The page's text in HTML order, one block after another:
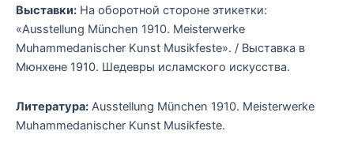
Выставки: На оборотной стороне этикетки:
«Ausstellung München 1910. Meisterwerke
Muhammedanischer Kunst Musikfeste». / Выставка в
Мюнхене 1910. Шедевры исламского искусства.
Литература: Ausstellung München 1910. Meisterwerke
Muhammedanischer Kunst Musikfeste.